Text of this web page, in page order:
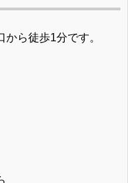
ら徒歩1分です。